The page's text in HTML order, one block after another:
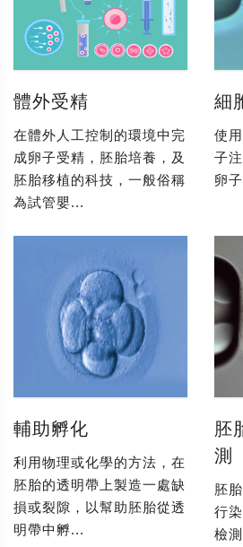
體外受精
在體外人工控制的環境中完
成卵子受精，胚胎培養，及
胚胎移植的科技，一般俗稱
為試管嬰...
細
使
子
卵
輔助孵化
利用物理或化學的方法，在
胚胎的透明帶上製造一處缺
損或裂隙，以幫助胚胎從透
明帶中孵...
胚
測
胚
行
檢測